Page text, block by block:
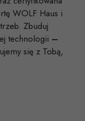
WOLF Haus i
Zbuduj
technologii –
się z Tobą,